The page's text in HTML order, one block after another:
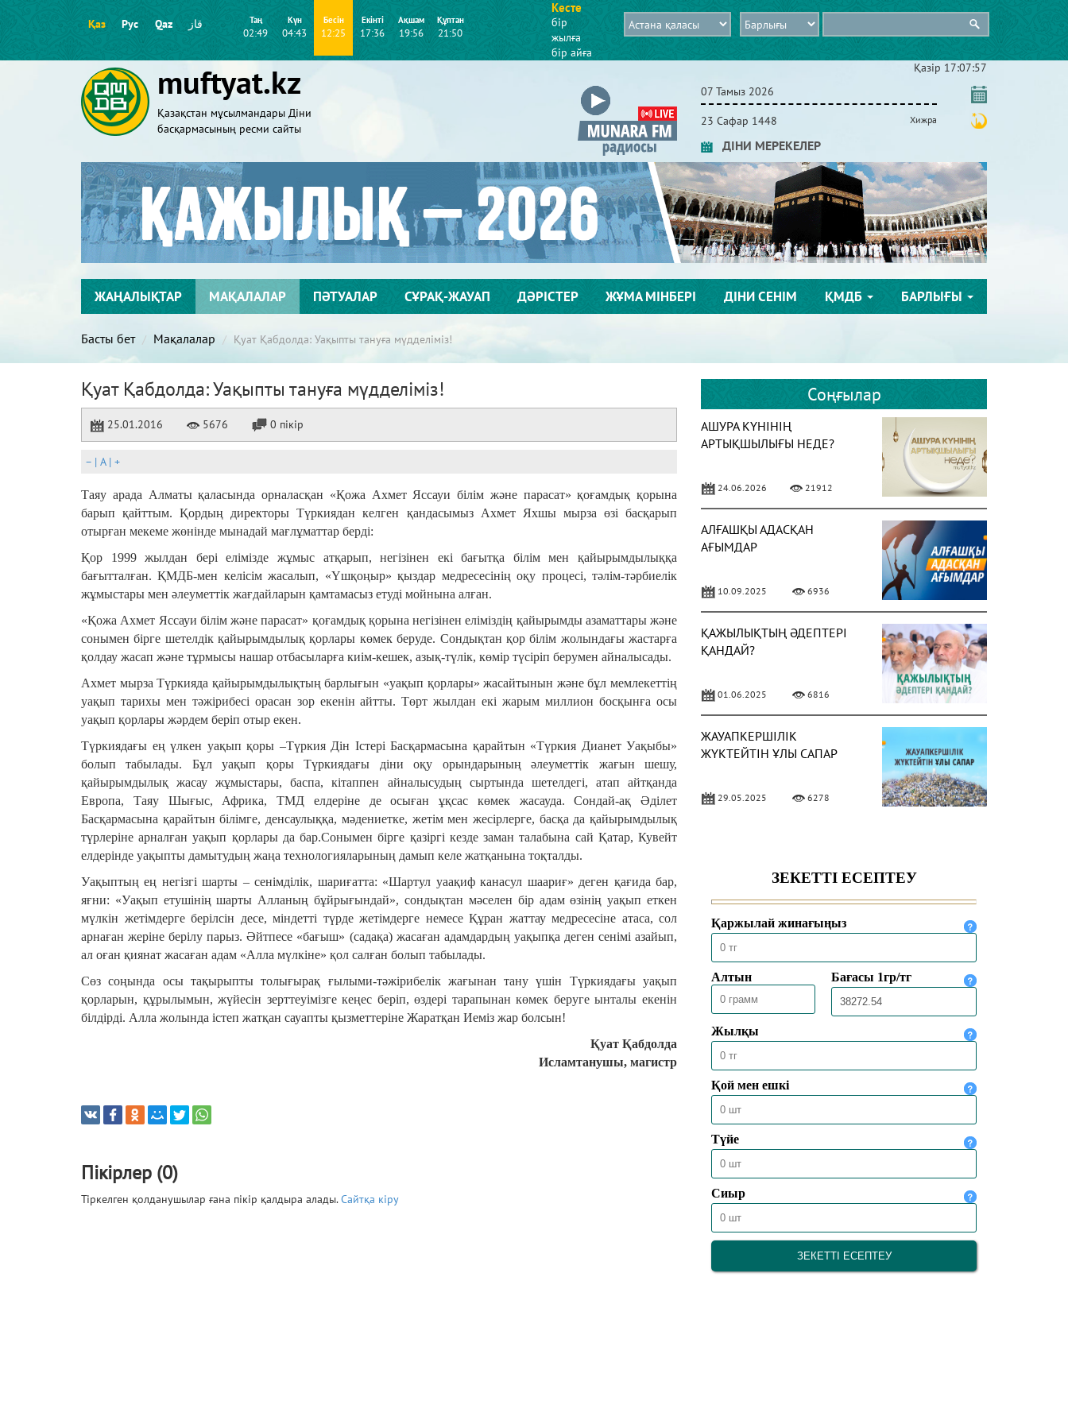
Қаз Рус Qaz قاز Таң
02:49
Күн
04:43
Бесін
12:25
Екінті
17:36
Ақшам
19:56
Құптан
21:50
Кесте
бір
жылға
бір айға
muftyat.kz
Қазақстан мұсылмандары Діни
басқармасының ресми сайты
Қазір 17:07:57
07 Тамыз 2026
23 Сафар 1448 Хижра
ДІНИ МЕРЕКЕЛЕР
ЖАҢАЛЫҚТАР МАҚАЛАЛАР ПӘТУАЛАР СҰРАҚ-ЖАУАП ДӘРІСТЕР ЖҰМА МІНБЕРІ ДІНИ СЕНІМ ҚМДБ БАРЛЫҒЫ
Басты бет Мақалалар Қуат Қабдолда: Уақыпты тануға мүдделіміз!
Қуат Қабдолда: Уақыпты тануға мүдделіміз!
25.01.2016 5676 0 пікір
– | A| +
Таяу арада Алматы қаласында орналасқан «Қожа Ахмет Яссауи білім және парасат» қоғамдық қорына
барып қайттым. Қордың директоры Түркиядан келген қандасымыз Ахмет Яхшы мырза өзі басқарып
отырған мекеме жөнінде мынадай мағлұматтар берді:
Қор 1999 жылдан бері елімізде жұмыс атқарып, негізінен екі бағытқа білім мен қайырымдылыққа
бағытталған. ҚМДБ-мен келісім жасалып, «Үшқоңыр» қыздар медресесінің оқу процесі, тәлім-тәрбиелік
жұмыстары мен әлеуметтік жағдайларын қамтамасыз етуді мойнына алған.
«Қожа Ахмет Яссауи білім және парасат» қоғамдық қорына негізінен еліміздің қайырымды азаматтары және
сонымен бірге шетелдік қайырымдылық қорлары көмек беруде. Сондықтан қор білім жолындағы жастарға
қолдау жасап және тұрмысы нашар отбасыларға киім-кешек, азық-түлік, көмір түсіріп берумен айналысады.
Ахмет мырза Түркияда қайырымдылықтың барлығын «уақып қорлары» жасайтынын және бұл мемлекеттің
уақып тарихы мен тәжірибесі орасан зор екенін айтты. Төрт жылдан екі жарым миллион босқынға осы
уақып қорлары жәрдем беріп отыр екен.
Түркиядағы ең үлкен уақып қоры –Түркия Дін Істері Басқармасына қарайтын «Түркия Дианет Уақыбы»
болып табылады. Бұл уақып қоры Түркиядағы діни оқу орындарының әлеуметтік жағын шешу,
қайырымдылық жасау жұмыстары, баспа, кітаппен айналысудың сыртында шетелдегі, атап айтқанда
Европа, Таяу Шығыс, Африка, ТМД елдеріне де осыған ұқсас көмек жасауда. Сондай-ақ Әділет
Басқармасына қарайтын білімге, денсаулыққа, мәдениетке, жетім мен жесірлерге, басқа да қайырымдылық
түрлеріне арналған уақып қорлары да бар.Сонымен бірге қазіргі кезде заман талабына сай Қатар, Кувейт
елдерінде уақыпты дамытудың жаңа технологияларының дамып келе жатқанына тоқталды.
Уақыптың ең негізгі шарты – сенімділік, шариғатта: «Шартул уаақиф канасул шаариғ» деген қағида бар,
яғни: «Уақып етушінің шарты Алланың бұйрығындай», сондықтан мәселен бір адам өзінің уақып еткен
мүлкін жетімдерге берілсін десе, міндетті түрде жетімдерге немесе Құран жаттау медресесіне атаса, сол
арнаған жеріне берілу парыз. Әйтпесе «бағыш» (садақа) жасаған адамдардың уақыпқа деген сенімі азайып,
ал оған қиянат жасаған адам «Алла мүлкіне» қол салған болып табылады.
Сөз соңында осы тақырыпты толығырақ ғылыми-тәжірибелік жағынан тану үшін Түркиядағы уақып
қорларын, құрылымын, жүйесін зерттеуімізге кеңес беріп, өздері тарапынан көмек беруге ынталы екенін
білдірді. Алла жолында істеп жатқан сауапты қызметтеріне Жаратқан Иеміз жар болсын!
Қуат Қабдолда
Исламтанушы, магистр
Пікірлер (0)
Тіркелген қолданушылар ғана пікір қалдыра алады.Сайтқа кіру
Соңғылар
АШУРА КҮНІНІҢ
АРТЫҚШЫЛЫҒЫ НЕДЕ?
24.06.2026 21912
АЛҒАШҚЫ АДАСҚАН
АҒЫМДАР
10.09.2025 6936
ҚАЖЫЛЫҚТЫҢ ӘДЕПТЕРІ
ҚАНДАЙ?
01.06.2025 6816
ЖАУАПКЕРШІЛІК
ЖҮКТЕЙТІН ҰЛЫ САПАР
29.05.2025 6278
16.04.2025 8695
ЕҢБЕК ЕТУ ӘДЕБІ
24.02.2025